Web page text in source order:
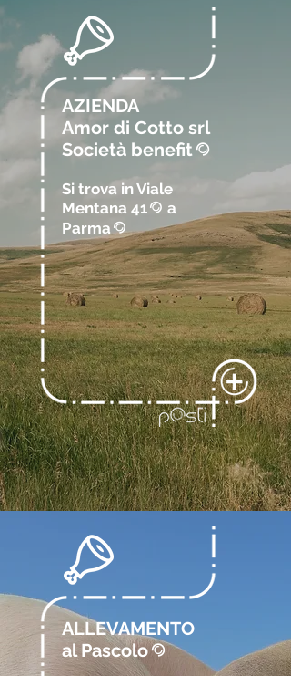
AZIENDA
Amor di Cotto srl
Società benefit@
Si trova in Viale
Mentana 41@a
Parma@
ALLEVAMENTO
al Pascolo@